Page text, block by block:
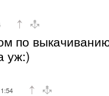
по
уж:)